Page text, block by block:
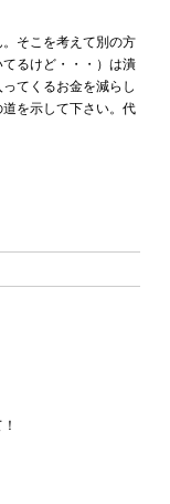
そこを考えて別の方
るけど・・・）は潰
てくるお金を減らし
を示して下さい。代